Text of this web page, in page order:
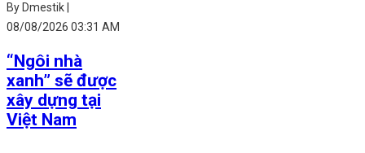
By Dmestik |
08/08/2026 03:31 AM
“Ngôi nhà
xanh” sẽ được
xây dựng tại
Việt Nam